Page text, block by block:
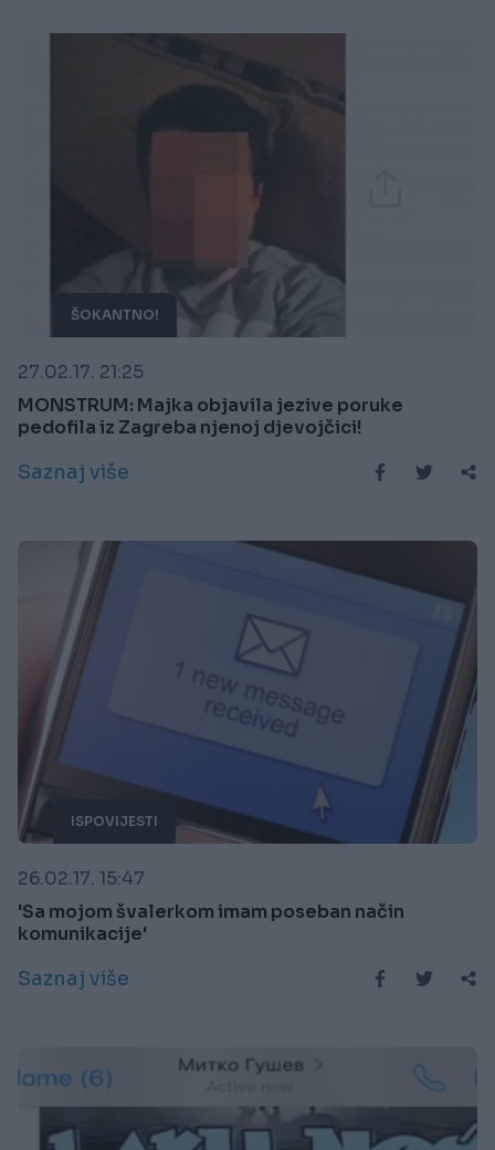
ŠOKANTNO!
27.02.17. 21:25
MONSTRUM: Majka objavila jezive poruke
pedofila iz Zagreba njenoj djevojčici!
Saznaj više
ISPOVIJESTI
26.02.17. 15:47
'Sa mojom švalerkom imam poseban način
komunikacije'
Saznaj više